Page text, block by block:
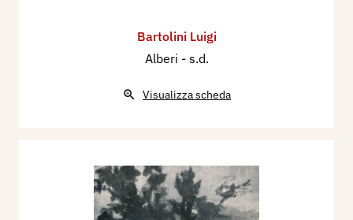
Bartolini Luigi
Alberi - s.d.
Visualizza scheda